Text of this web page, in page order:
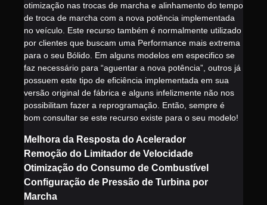
otimização nas trocas de marcha e alinhamento do tempo
de troca de marcha com a nova potência implementada
no veículo. Este recurso também é normalmente utilizado
por clientes que buscam uma Performance mais extrema
para o seu Bólido. Em alguns modelos em especifico se
faz necessário para “aguentar a nova potência”, outros já
possuem este tipo de eficiência implementada em sua
versão original de fábrica e alguns infelizmente não nos
possibilitam fazer a reprogramação. Então, sempre é
bom consultar se este recurso existe para o seu modelo!
Melhora da Resposta do Acelerador
Remoção do Limitador de Velocidade
Otimização do Consumo de Combustível
Configuração de Pressão de Turbina por
Marcha